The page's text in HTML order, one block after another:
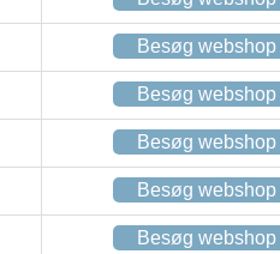
Besøg webshop
Besøg webshop
Besøg webshop
Besøg webshop
Besøg webshop